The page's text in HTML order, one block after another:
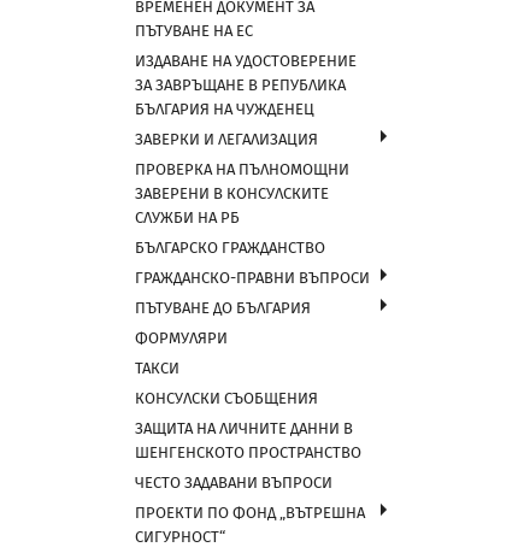
ВРЕМЕНЕН ДОКУМЕНТ ЗА
ПЪТУВАНЕ НА ЕС
ИЗДАВАНЕ НА УДОСТОВЕРЕНИЕ
ЗА ЗАВРЪЩАНЕ В РЕПУБЛИКА
БЪЛГАРИЯ НА ЧУЖДЕНЕЦ
ЗАВЕРКИ И ЛЕГАЛИЗАЦИЯ
ПРОВЕРКА НА ПЪЛНОМОЩНИ
ЗАВЕРЕНИ В КОНСУЛСКИТЕ
СЛУЖБИ НА РБ
БЪЛГАРСКО ГРАЖДАНСТВО
ГРАЖДАНСКО-ПРАВНИ ВЪПРОСИ
ПЪТУВАНЕ ДО БЪЛГАРИЯ
ФОРМУЛЯРИ
ТАКСИ
КОНСУЛСКИ СЪОБЩЕНИЯ
ЗАЩИТА НА ЛИЧНИТЕ ДАННИ В
ШЕНГЕНСКОТО ПРОСТРАНСТВО
ЧЕСТО ЗАДАВАНИ ВЪПРОСИ
ПРОЕКТИ ПО ФОНД „ВЪТРЕШНА
СИГУРНОСТ“